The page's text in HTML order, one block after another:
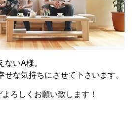
ないA様。
せな気持ちにさせて下さいます。
ろしくお願い致します！